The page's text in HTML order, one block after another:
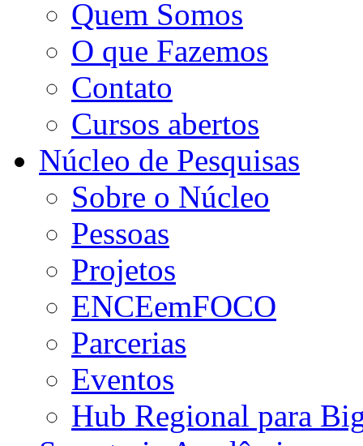
Quem Somos
O que Fazemos
Contato
Cursos abertos
Núcleo de Pesquisas
Sobre o Núcleo
Pessoas
Projetos
ENCEemFOCO
Parcerias
Eventos
Hub Regional para